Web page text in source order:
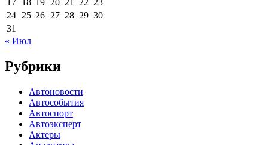
24 25 26 27 28 29 30
31
« Июл
Рубрики
Автоновости
Автособытия
Автоспорт
Автоэксперт
Актеры